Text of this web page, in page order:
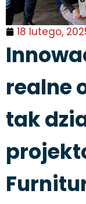
18 lutego,
realne
tak